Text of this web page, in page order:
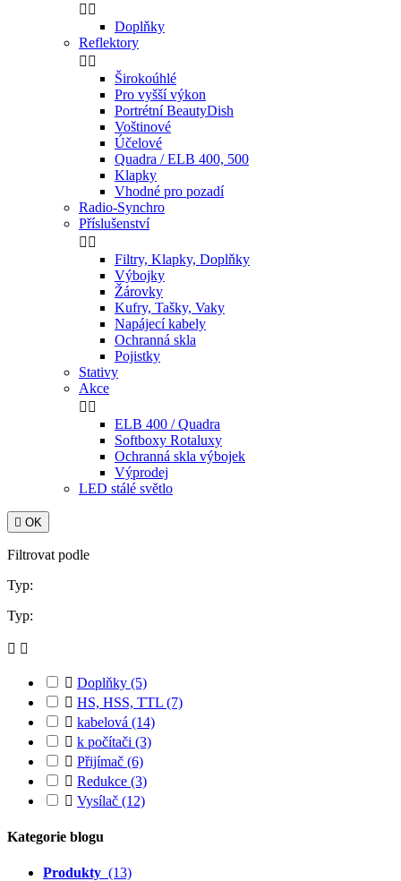
 
Doplňky
Reflektory
 
Širokoúhlé
Pro vyšší výkon
Portrétní BeautyDish
Voštinové
Účelové
Quadra / ELB 400, 500
Klapky
Vhodné pro pozadí
Radio-Synchro
Příslušenství
 
Filtry, Klapky, Doplňky
Výbojky
Žárovky
Kufry, Tašky, Vaky
Napájecí kabely
Ochranná skla
Pojistky
Stativy
Akce
 
ELB 400 / Quadra
Softboxy Rotaluxy
Ochranná skla výbojek
Výprodej
LED stálé světlo
 OK
Filtrovat podle
Typ:
Typ:
 
 Doplňky (5)
 HS, HSS, TTL (7)
 kabelová (14)
 k počítači (3)
 Přijímač (6)
 Redukce (3)
 Vysílač (12)
Kategorie blogu
Produkty (13)